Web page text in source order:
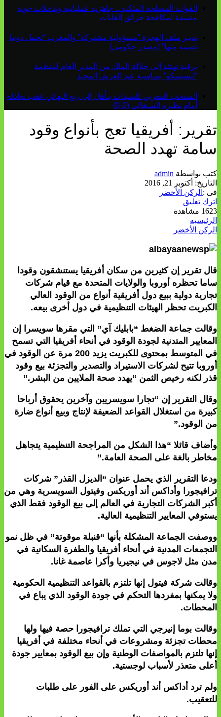
القوات المسلحة الملكية .. جاهزية عملياتية وتدخلات جوية
منسقة لمكافحة حرائق الغابات
تدبير ملف الهجرة “مسؤولية مشتركة” والمغرب “تحمل دوما
نصيبه منها” (مصدر حكومي)
برقية تهنئة إلى جلالة الملك من المدير العام لمنظمة
“إيسيسكو” بمناسبة عيد العرش المجيد
المنتخب المغربي للسيدات يتأهل إلى ربع النهائي عقب تعادله
أمام نظيره السنغالي (0-0)
تقرير: أفريقيا تعج بأنواع وقود
سامة تهدد الصحة
كتب بواسطة admin
التاريخ: أكتوبر 21, 2016
فى : الركن الأخضر
اترك تعليق
1623 مشاهدة
الرئيسيه
الركن الأخضر
قال تقرير إن كثيرين من سكان أفريقيا يستنشقون وقودا
ساما تحظره أوروبا والولايات المتحدة مع قيام شركات
تجارية دولية ببيع دول أفريقية أنواع من الوقود العالي
الكبريت تحظر الهيئات التنظيمية في دول أخرى بيعه.
وقالت جماعة الضغط “بابليك آي” التي مقرها سويسرا إن
المعايير المتدنية لجودة الوقود في أنحاء أفريقيا التي تسمح
في المتوسط بمحتوى للكبريت يزيد 200 مرة عن الوقود في
أوروبا تتيح لشركات الاستيراد والتصدير والتجزئة بيع وقود
قذر لكنه رخيص الثمن “يهدد صحة الملايين من البشر.”
وقال التقرير إن “تجارا سويسريين وآخرين يحقوق أرباحا
كبيرة من استغلال القواعد الضعيفة لإنتاج وبيع أنواع ضارة
من الوقود.”
وأضاف قائلا “هذا الشكل من المراجحة التنظيمية يتجاهل
مخاطر بالغة على الصحة العامة.”
ودعا التقرير الذي يحمل عنوان “الديزل القذر” شركات
ترافيجورا وأداكس أند أوريكس وفيتول السويسرية وهي من
أكبر الشركات التجارية في العالم إلى بيع الوقود فقط الذي
يستوفي المعايير التنظيمية العالية.
ووصفت الجماعة المشكلة بأنها “قنبلة موقوتة” في ظل نمو
التجمعات المدنية في أنحاء أفريقيا والطفرة السكانية في
مدن مثل لاجوس في نيجيريا وأكرا عاصمة غانا.
وقالت شركة فيتول إنها تلتزم بالقواعد التنظيمية الحكومية
ولا يمكنها بمفردها التحكم في جودة الوقود الذي يباع في
المحطات.
وقالت بوما إنيرجي التي تملك ترافيجورا حصة فيها ولها
محطات تجزئة ومشروعات في أنحاء مختلفة في أفريقيا
إنها تلتزم بالمواصفات الوطنية وإن بيع الوقود بمعايير جودة
أعلى متعذر لأسباب لوجستية.
ولم ترد أداكس أند أوريكس على الفور على طلبات
للتعقيب.